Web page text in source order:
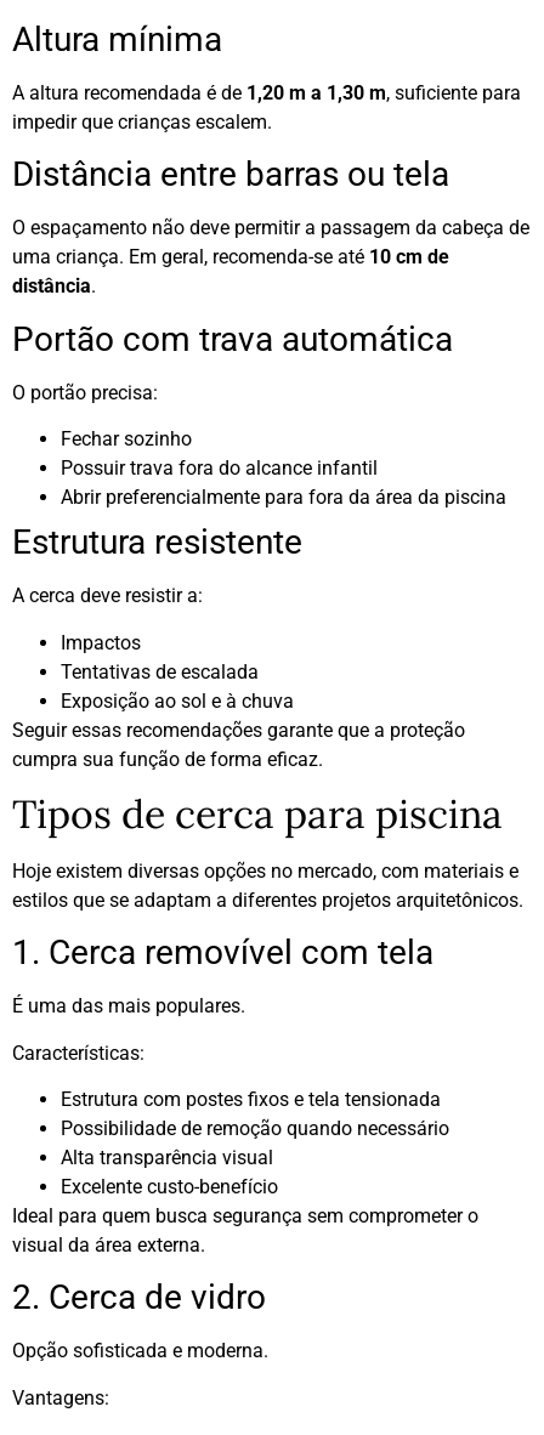
Altura mínima
A altura recomendada é de 1,20 m a 1,30 m, suficiente para
impedir que crianças escalem.
Distância entre barras ou tela
O espaçamento não deve permitir a passagem da cabeça de
uma criança. Em geral, recomenda-se até 10 cm de
distância.
Portão com trava automática
O portão precisa:
Fechar sozinho
Possuir trava fora do alcance infantil
Abrir preferencialmente para fora da área da piscina
Estrutura resistente
A cerca deve resistir a:
Impactos
Tentativas de escalada
Exposição ao sol e à chuva
Seguir essas recomendações garante que a proteção
cumpra sua função de forma eficaz.
Tipos de cerca para piscina
Hoje existem diversas opções no mercado, com materiais e
estilos que se adaptam a diferentes projetos arquitetônicos.
1. Cerca removível com tela
É uma das mais populares.
Características:
Estrutura com postes fixos e tela tensionada
Possibilidade de remoção quando necessário
Alta transparência visual
Excelente custo-benefício
Ideal para quem busca segurança sem comprometer o
visual da área externa.
2. Cerca de vidro
Opção sofisticada e moderna.
Vantagens: